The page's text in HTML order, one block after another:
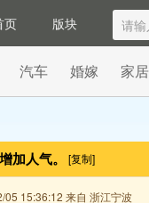
页 版块
汽车 婚嫁 家居
加人气。[复制]
05 15:36:12 来自 浙江宁波